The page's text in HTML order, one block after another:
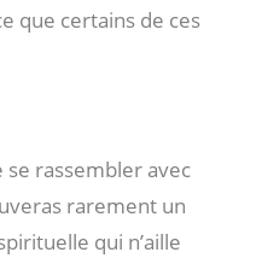
que certains de ces
rassembler avec
rarement un
qui n’aille